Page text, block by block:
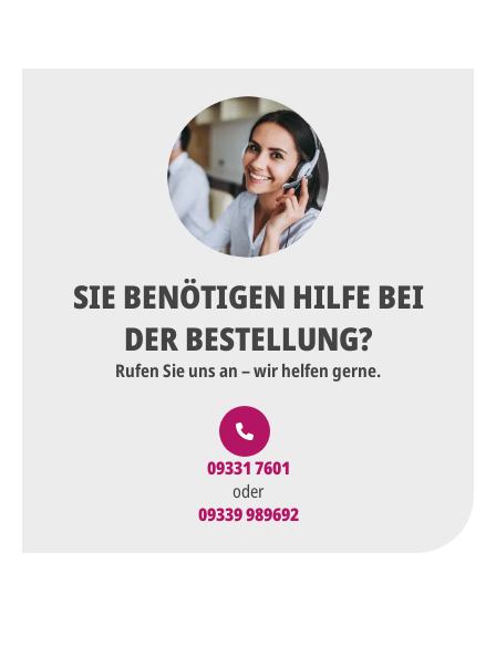
SIE BENÖTIGEN HILFE BEI
DER BESTELLUNG?
Rufen Sie uns an – wir helfen gerne.
09331 7601
oder
09339 989692